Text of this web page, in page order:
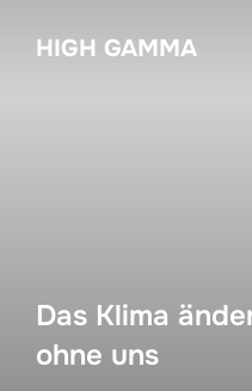
InhaltHIGH GAMMA
Das Klima
ohne uns